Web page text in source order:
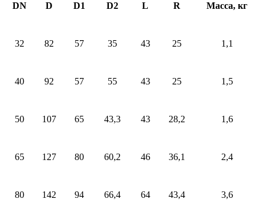
DN D D1 D2 L R Масса, кг
32 82 57 35 43 25 1,1
40 92 57 55 43 25 1,5
50 107 65 43,3 43 28,2 1,6
65 127 80 60,2 46 36,1 2,4
80 142 94 66,4 64 43,4 3,6